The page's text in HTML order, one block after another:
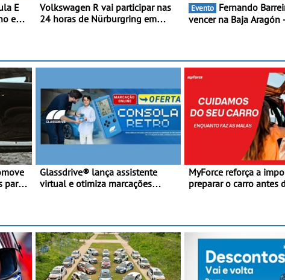
E
e
h em
Volkswagen R vai participar nas
24 horas de Nürburgring em
Evento
vencer na Baja Aragón
para
Glassdrive® lança assistente
virtual e otimiza marcações
contínuo ao cliente
MyForce reforça a
preparar o carro antes